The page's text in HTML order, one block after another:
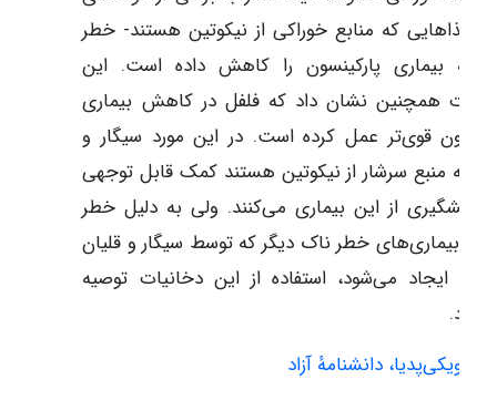
غذاهایی که منابع خوراکی از نیکوتین هستند- خطر
به بیماری پارکینسون را کاهش داده است. این
همچنین نشان داد که فلفل در کاهش بیماری
قوی‌تر عمل کرده است. در این مورد سیگار و
که منبع سرشار از نیکوتین هستند کمک قابل توجهی
پیشگیری از این بیماری می‌کنند. ولی به دلیل خطر
به بیماری‌های خطر ناک دیگر که توسط سیگار و قلیان
بدن ایجاد می‌شود، استفاده از این دخانیات توصیه
ویکی‌پدیا، دانشنامهٔ آزاد